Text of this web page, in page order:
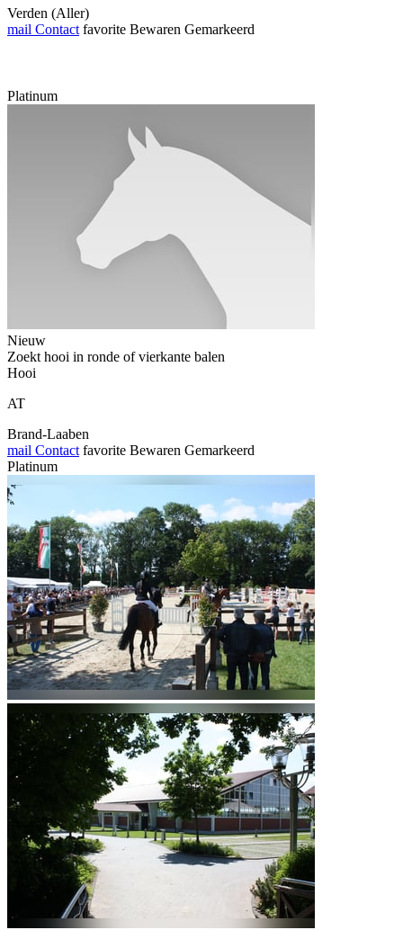
Verden (Aller)
mail Contact favorite Bewaren Gemarkeerd
Platinum
Nieuw
Zoekt hooi in ronde of vierkante balen
Hooi
AT
Brand-Laaben
mail Contact favorite Bewaren Gemarkeerd
Platinum